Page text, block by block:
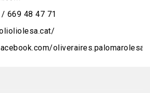
669 48 47 71